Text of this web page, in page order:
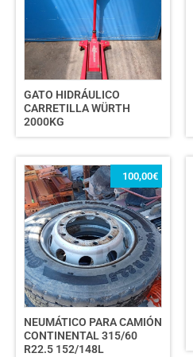
GATO HIDRÁULICO
CARRETILLA WÜRTH
2000KG
NEUMÁTICO PARA CAMIÓN
CONTINENTAL 315/60
R22.5 152/148L
100,00€